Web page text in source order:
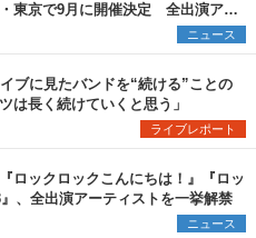
東京で9月に開催決定 全出演アー
ニュース
ブに見たバンドを“続ける”ことの
は長く続けていくと思う」
ライブレポート
ロックロックこんにちは！』『ロッ
、全出演アーティストを一挙解禁
ニュース